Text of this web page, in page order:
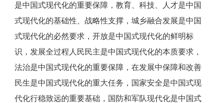
是中国式现代化的重要保障，教育、科技、人才是中国
式现代化的基础性、战略性支撑，城乡融合发展是中国
式现代化的必然要求，开放是中国式现代化的鲜明标
识，发展全过程人民民主是中国式现代化的本质要求，
法治是中国式现代化的重要保障，在发展中保障和改善
民生是中国式现代化的重大任务，国家安全是中国式现
代化行稳致远的重要基础，国防和军队现代化是中国式